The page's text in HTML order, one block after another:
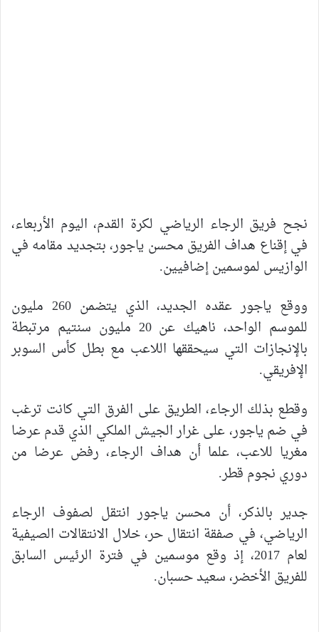
نجح فريق الرجاء الرياضي لكرة القدم، اليوم الأربعاء،
في إقناع هداف الفريق محسن ياجور، بتجديد مقامه في
الوازيس لموسمين إضافيين.
ووقع ياجور عقده الجديد، الذي يتضمن 260 مليون
للموسم الواحد، ناهيك عن 20 مليون سنتيم مرتبطة
بالإنجازات التي سيحققها اللاعب مع بطل كأس السوبر
الإفريقي.
وقطع بذلك الرجاء، الطريق على الفرق التي كانت ترغب
في ضم ياجور، على غرار الجيش الملكي الذي قدم عرضا
مغريا للاعب، علما أن هداف الرجاء، رفض عرضا من
دوري نجوم قطر.
جدير بالذكر، أن محسن ياجور انتقل لصفوف الرجاء
الرياضي، في صفقة انتقال حر، خلال الانتقالات الصيفية
لعام 2017، إذ وقع موسمين في فترة الرئيس السابق
للفريق الأخضر، سعيد حسبان.